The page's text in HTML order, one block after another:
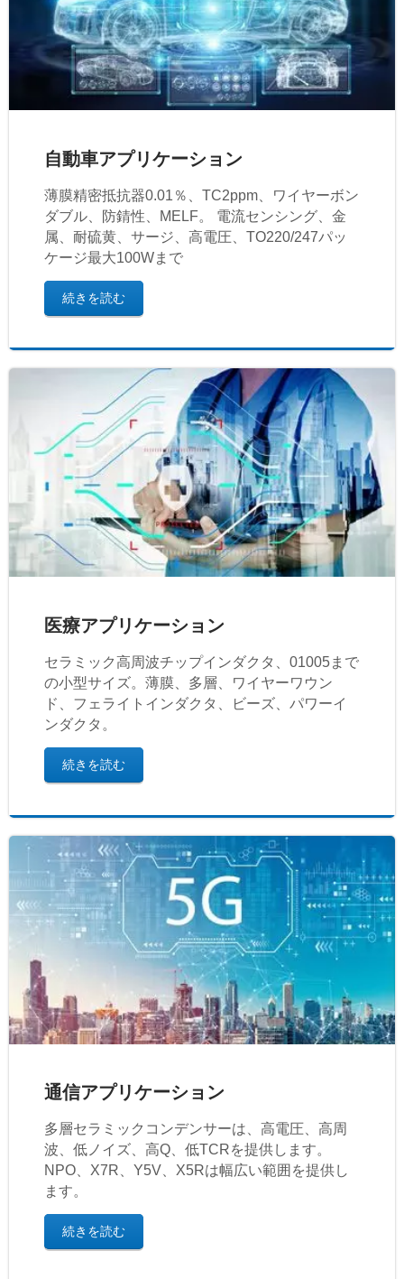
自動車アプリケーション
薄膜精密抵抗器0.01％、TC2ppm、ワイヤーボン
ダブル、防錆性、MELF。 電流センシング、金
属、耐硫黄、サージ、高電圧、TO220/247パッ
ケージ最大100Wまで
続きを読む
医療アプリケーション
セラミック高周波チップインダクタ、01005まで
の小型サイズ。薄膜、多層、ワイヤーワウン
ド、フェライトインダクタ、ビーズ、パワーイ
ンダクタ。
続きを読む
通信アプリケーション
多層セラミックコンデンサーは、高電圧、高周
波、低ノイズ、高Q、低TCRを提供します。
NPO、X7R、Y5V、X5Rは幅広い範囲を提供し
ます。
続きを読む